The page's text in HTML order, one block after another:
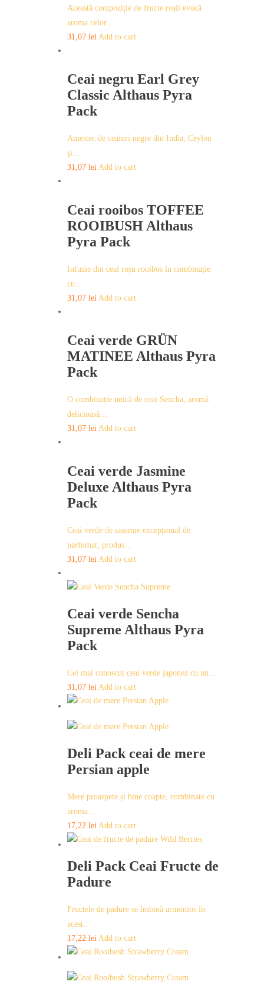
Această compoziție de fructe roșii evocă
aroma celor…
31,07 lei Add to cart
Ceai negru Earl Grey
Classic Althaus Pyra
Pack
Amestec de ceaiuri negre din India, Ceylon
și…
31,07 lei Add to cart
Ceai rooibos TOFFEE
ROOIBUSH Althaus
Pyra Pack
Infuzie din ceai roșu rooibos în combinație
cu…
31,07 lei Add to cart
Ceai verde GRÜN
MATINEE Althaus Pyra
Pack
O combinație unică de ceai Sencha, aromă
delicioasă…
31,07 lei Add to cart
Ceai verde Jasmine
Deluxe Althaus Pyra
Pack
Ceai verde de iasomie excepțional de
parfumat, produs…
31,07 lei Add to cart
Ceai verde Sencha
Supreme Althaus Pyra
Pack
Cel mai cunoscut ceai verde japonez cu un…
31,07 lei Add to cart
Deli Pack ceai de mere
Persian apple
Mere proaspete și bine coapte, combinate cu
aroma…
17,22 lei Add to cart
Deli Pack Ceai Fructe de
Padure
Fructele de padure se îmbină armonios în
acest…
17,22 lei Add to cart